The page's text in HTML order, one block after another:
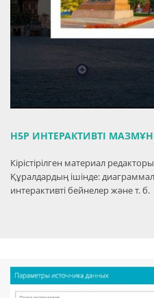
H5P ИНТЕРАКТИВТІ
Кірістірілген материал
Құралдардың ішінде:
интерактивті бейнелер және т. б.